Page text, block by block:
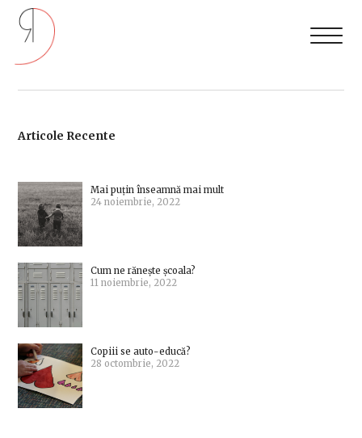
Articole Recente
Mai puțin înseamnă mai mult
24 noiembrie, 2022
Cum ne rănește școala?
11 noiembrie, 2022
Copiii se auto-educă?
28 octombrie, 2022